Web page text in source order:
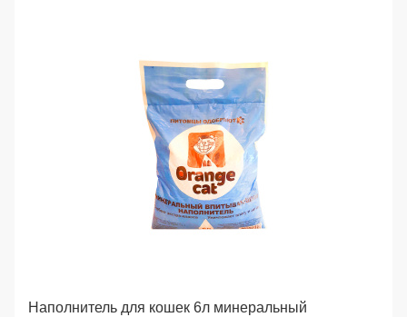
Наполнитель для кошек 6л минеральный